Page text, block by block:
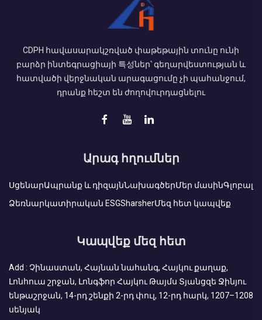
համառոտ ակնարկ. Կառուցվածքային բաղադրիչներ՝
- Ջերմային ցինկապատված պողպատե շրջանակներ
բարձրացված դիմացկունության համար...
CDPH հավասարակշռված փաթեթային տունը ունի
բարձր ինտեգրացիայի 특성ներ՝ գեղարվեստության և
հատվածի վերջնական արագացումը չի պահանջում,
դրանք հեշտ են ժողովուրդացնելու
Արագ հղումներ
ՍցենարԱպրանք և դիզայնՆախագծերՄեր մասինԳլոբալ
Ձեռնարկատիրական ESGSharsherՄեզ հետ կապվեք
Կապվեք մեզ հետ
Add : Չինաստան, Հայնան նահանգ, Հայկու քաղաք,
Լոնհուա շրջան, Լոնգֆոր Հայկու Թայմս Տյանցզե Ջինյու
ենթաշրջան, 14-րդ շենքի 2-րդ փուլ, 12-րդ հարկ, 1207–1208
սենյակ